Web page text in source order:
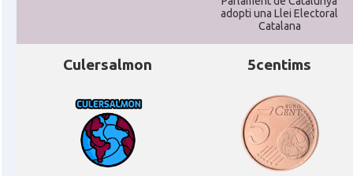
adopti una Llei Electoral
Catalana
Culersalmon 5centims